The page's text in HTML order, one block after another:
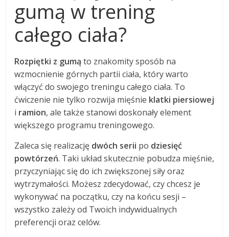
gumą w trening
całego ciała?
Rozpiętki z gumą to znakomity sposób na
wzmocnienie górnych partii ciała, który warto
włączyć do swojego treningu całego ciała. To
ćwiczenie nie tylko rozwija mięśnie klatki piersiowej
i ramion, ale także stanowi doskonały element
większego programu treningowego.
Zaleca się realizację dwóch serii po dziesięć
powtórzeń. Taki układ skutecznie pobudza mięśnie,
przyczyniając się do ich zwiększonej siły oraz
wytrzymałości. Możesz zdecydować, czy chcesz je
wykonywać na początku, czy na końcu sesji –
wszystko zależy od Twoich indywidualnych
preferencji oraz celów.